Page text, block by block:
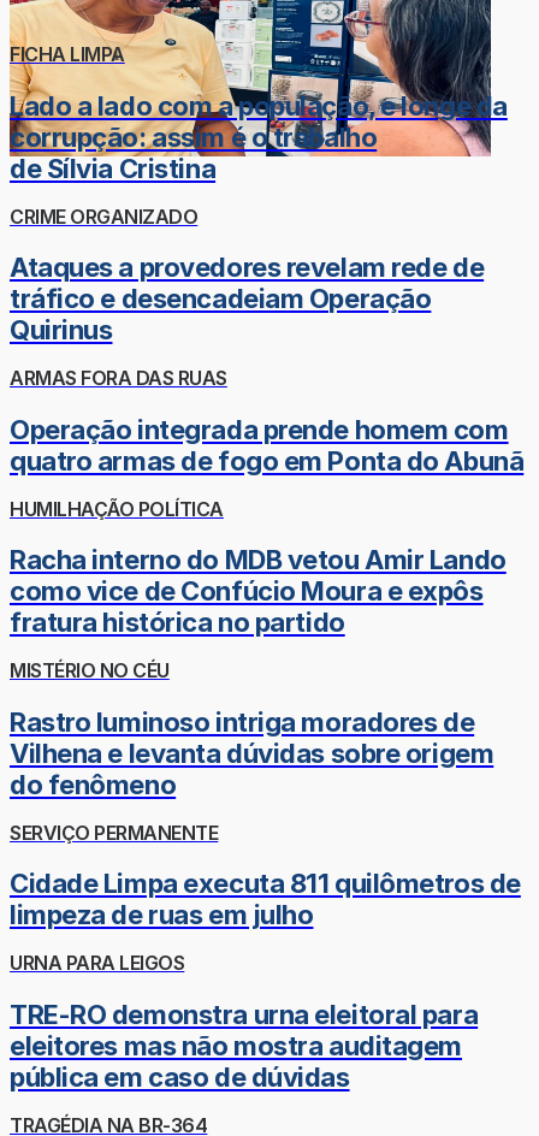
FICHA LIMPA
Lado a lado com a população, e longe da
corrupção: assim é o trabalho
de Sílvia Cristina
CRIME ORGANIZADO
Ataques a provedores revelam rede de
tráfico e desencadeiam Operação
Quirinus
ARMAS FORA DAS RUAS
Operação integrada prende homem com
quatro armas de fogo em Ponta do Abunã
HUMILHAÇÃO POLÍTICA
Racha interno do MDB vetou Amir Lando
como vice de Confúcio Moura e expôs
fratura histórica no partido
MISTÉRIO NO CÉU
Rastro luminoso intriga moradores de
Vilhena e levanta dúvidas sobre origem
do fenômeno
SERVIÇO PERMANENTE
Cidade Limpa executa 811 quilômetros de
limpeza de ruas em julho
URNA PARA LEIGOS
TRE-RO demonstra urna eleitoral para
eleitores mas não mostra auditagem
pública em caso de dúvidas
TRAGÉDIA NA BR-364